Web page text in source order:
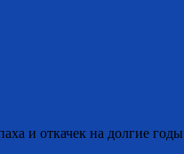
и откачек на долгие годы